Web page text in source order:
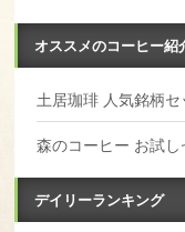
オススメのコーヒー紹
土居珈琲 人気銘柄セ
森のコーヒー お試し
デイリーランキング